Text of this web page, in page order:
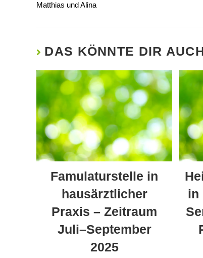
Matthias und Alina
DAS KÖNNTE DIR
Famulaturstelle in
hausärztlicher
Praxis – Zeitraum
Juli–September
2025
in